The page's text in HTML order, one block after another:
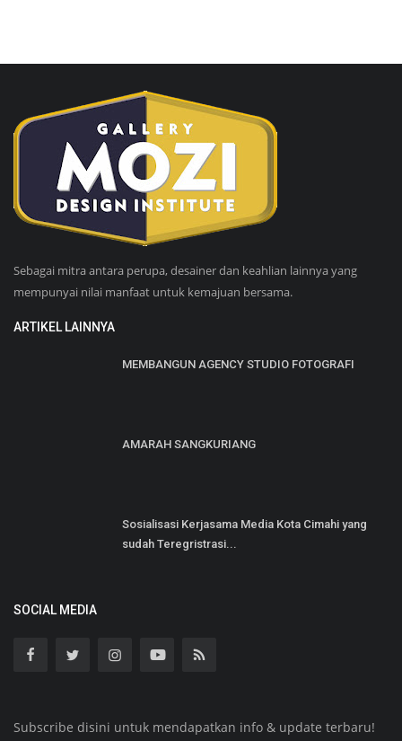
Sebagai mitra antara perupa, desainer dan keahlian lainnya yang
mempunyai nilai manfaat untuk kemajuan bersama.
ARTIKEL LAINNYA
MEMBANGUN AGENCY STUDIO FOTOGRAFI
AMARAH SANGKURIANG
Sosialisasi Kerjasama Media Kota Cimahi yang
sudah Teregristrasi...
SOCIAL MEDIA
Subscribe disini untuk mendapatkan info & update terbaru!